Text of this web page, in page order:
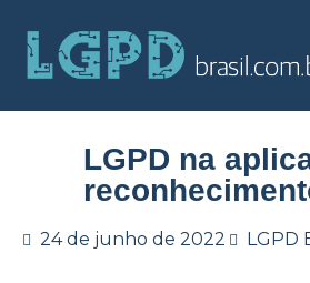
LGPD na
24 de junho de 2022 LGPD